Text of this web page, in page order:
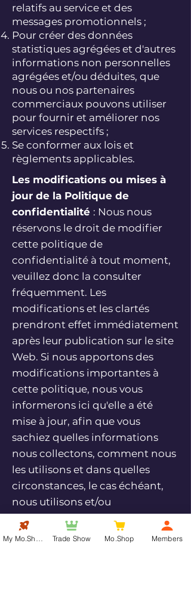
relatifs au service et des
messages promotionnels ;
Pour créer des données
statistiques agrégées et d'autres
informations non personnelles
agrégées et/ou déduites, que
nous ou nos partenaires
commerciaux pouvons utiliser
pour fournir et améliorer nos
services respectifs ;
Se conformer aux lois et
règlements applicables.
Les modifications ou mises à
jour de la Politique de
confidentialité : Nous nous
réservons le droit de modifier
cette politique de
confidentialité à tout moment,
veuillez donc la consulter
fréquemment. Les
modifications et les clartés
prendront effet immédiatement
après leur publication sur le site
Web. Si nous apportons des
modifications importantes à
cette politique, nous vous
informerons ici qu'elle a été
mise à jour, afin que vous
sachiez quelles informations
nous collectons, comment nous
les utilisons et dans quelles
circonstances, le cas échéant,
nous utilisons et/ou
communiquons .
Trade Show Mo.Shop Members